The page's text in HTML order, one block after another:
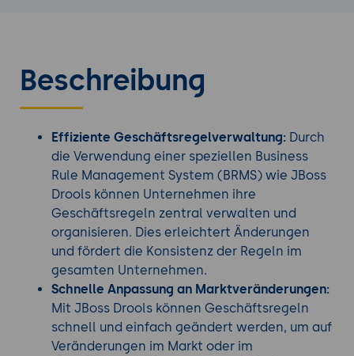
Beschreibung
Effiziente Geschäftsregelverwaltung: Durch
die Verwendung einer speziellen Business
Rule Management System (BRMS) wie JBoss
Drools können Unternehmen ihre
Geschäftsregeln zentral verwalten und
organisieren. Dies erleichtert Änderungen
und fördert die Konsistenz der Regeln im
gesamten Unternehmen.
Schnelle Anpassung an Marktveränderungen:
Mit JBoss Drools können Geschäftsregeln
schnell und einfach geändert werden, um auf
Veränderungen im Markt oder im